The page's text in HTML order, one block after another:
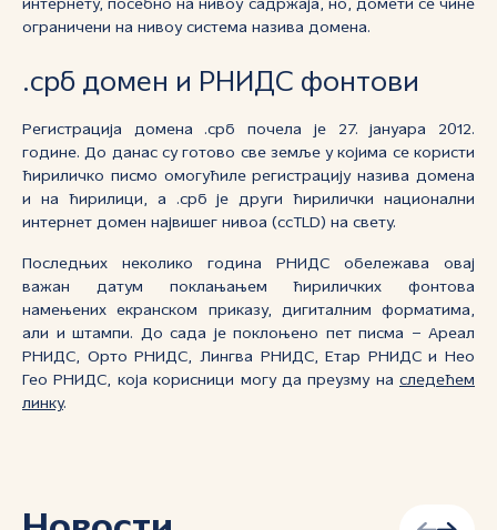
интернету, посебно на нивоу садржаја, но, домети се чине
ограничени на нивоу система назива домена.
.срб домен и РНИДС фонтови
Регистрација домена .срб почела је 27. јануара 2012.
године. До данас су готово све земље у којима се користи
ћириличко писмо омогућиле регистрацију назива домена
и на ћирилици, а .срб је други ћирилички национални
интернет домен највишег нивоа (ccTLD) на свету.
Последњих неколико година РНИДС обележава овај
важан датум поклањањем ћириличких фонтова
намењених екранском приказу, дигиталним форматима,
али и штампи. До сада је поклоњено пет писма – Ареал
РНИДС, Орто РНИДС, Лингва РНИДС, Етар РНИДС и Нео
Гео РНИДС, која корисници могу да преузму на следећем
линку.